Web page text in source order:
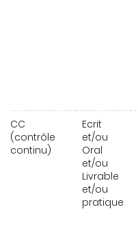
CC
(contrôle
continu)
Ecrit
et/ou
Oral
et/ou
Livrable
et/ou
pratique